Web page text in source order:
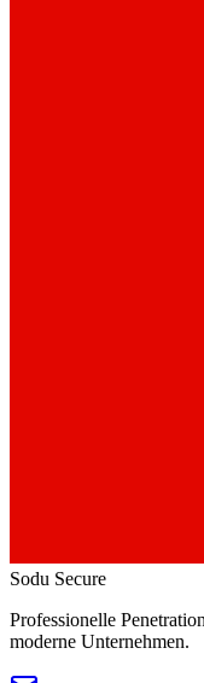
Sodu Secure
Professionelle
moderne Unternehmen.